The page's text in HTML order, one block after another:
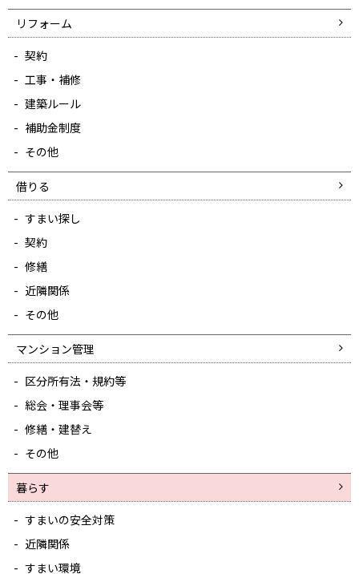
リフォーム
契約
工事・補修
建築ルール
補助金制度
その他
借りる
すまい探し
契約
修繕
近隣関係
その他
マンション管理
区分所有法・規約等
総会・理事会等
修繕・建替え
その他
暮らす
すまいの安全対策
近隣関係
すまい環境